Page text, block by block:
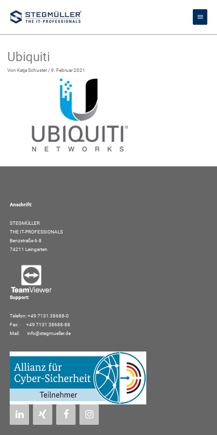
Inhalt
springen
Ubiquiti
VonKatja Schuster/9. Februar 2021
Anschrift:
STEGMÜLLER
THE IT-PROFESSIONALS
Benzstraße 6-8
74211 Leingarten
Support:
Telefon: +49 7131 38688-0
Fax: +49 7131 38688-88
Mail:
info@stegmueller.de